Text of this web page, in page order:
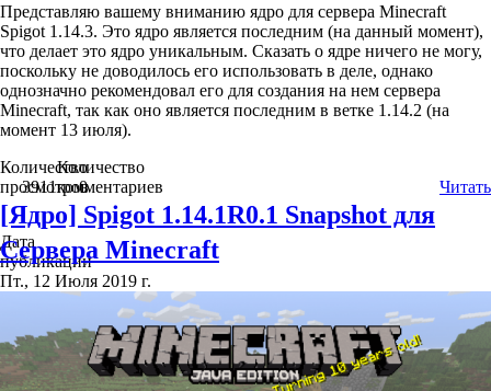
Представляю вашему вниманию ядро для сервера Minecraft
Spigot 1.14.3. Это ядро является последним (на данный момент),
что делает это ядро уникальным. Сказать о ядре ничего не могу,
поскольку не доводилось его использовать в деле, однако
однозначно рекомендовал его для создания на нем сервера
Minecraft, так как оно является последним в ветке 1.14.2 (на
момент 13 июля).
Количество
просмотров
3911
Количество
комментариев
0 Читать
[Ядро] Spigot 1.14.1R0.1 Snapshot для
Сервера Minecraft
Дата
публикации
Пт., 12 Июля 2019 г.